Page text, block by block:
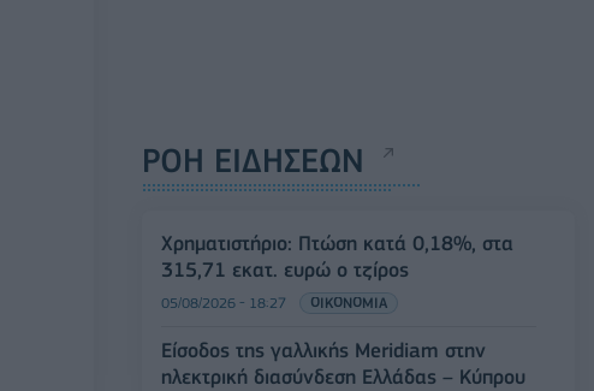
ΡΟΗ ΕΙΔΗΣΕΩΝ
Χρηματιστήριο: Πτώση κατά 0,18%, στα
315,71 εκατ. ευρώ ο τζίρος
05/08/2026 - 18:27 ΟΙΚΟΝΟΜΙΑ
Είσοδος της γαλλικής Meridiam στην
ηλεκτρική διασύνδεση Ελλάδας – Κύπρου